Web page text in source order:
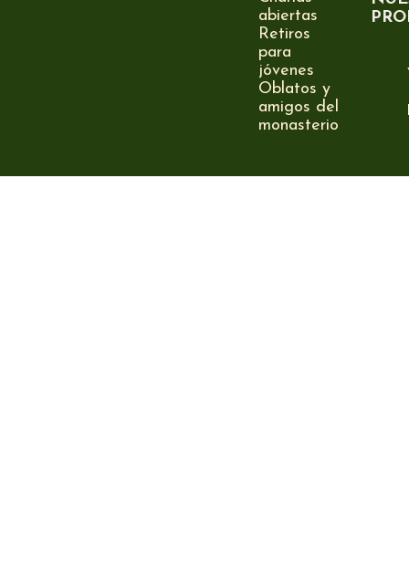
abiertas
Retiros
para
jóvenes
Oblatos y
amigos del
monasterio